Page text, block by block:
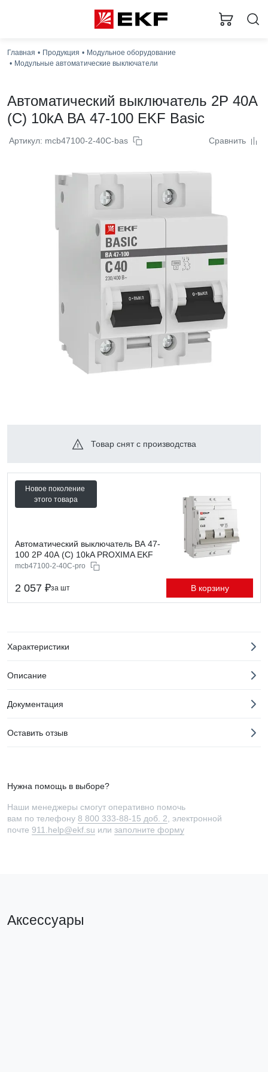
Главная Продукция
Модульное оборудование
Модульные автоматические выключатели
Автоматический выключатель 2P 40А
(C) 10kA ВА 47-100 EKF Basic
Артикул: mcb47100-2-40C-bas Сравнить
Товар снят с производства
Новое поколение
этого товара
Автоматический выключатель ВА 47-
100 2P 40А (C) 10kA PROXIMA EKF
mcb47100-2-40C-pro
2 057 ₽за шт В корзину
Характеристики
Описание
Документация
Оставить отзыв
Нужна помощь в выборе?
Наши менеджеры смогут оперативно помочь
вам по телефону 8 800 333-88-15 доб. 2 , электронной
почте 911.help@ekf.su или заполните форму
Аксессуары